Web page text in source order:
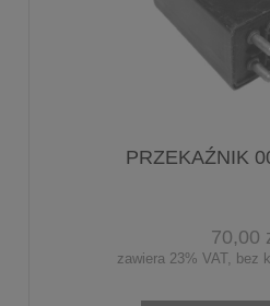
PRZEKAŹNIK
70,00
zawiera 23% VAT, bez